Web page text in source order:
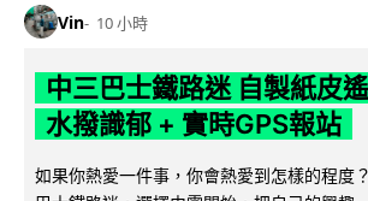
Vin 10 小時
中三巴士鐵路迷 自製紙皮
水撥識郁 + 實時GPS報站
如果你熱愛一件事，你會熱愛到怎樣的程度